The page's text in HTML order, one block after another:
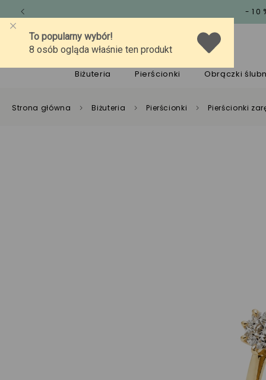
-
O marceJakośćPomoc
Biżuteria Pierścionki Obrączki
Strona główna Biżuteria Pierścionki Pierścionki